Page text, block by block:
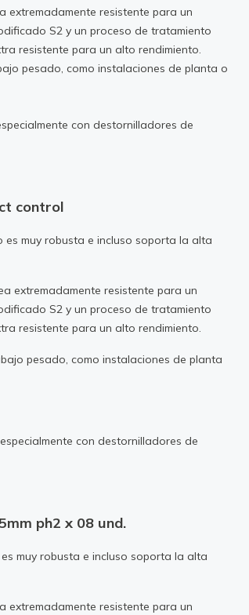
extremadamente resistente para un
S2 y un proceso de tratamiento
resistente para un alto rendimiento.
pesado, como instalaciones de planta o
con destornilladores de
control
muy robusta e incluso soporta la alta
extremadamente resistente para un
S2 y un proceso de tratamiento
resistente para un alto rendimiento.
pesado, como instalaciones de planta
con destornilladores de
ph2 x 08 und.
muy robusta e incluso soporta la alta
extremadamente resistente para un